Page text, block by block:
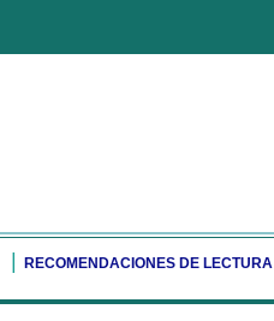
RECOMENDACIONES DE LECTURA